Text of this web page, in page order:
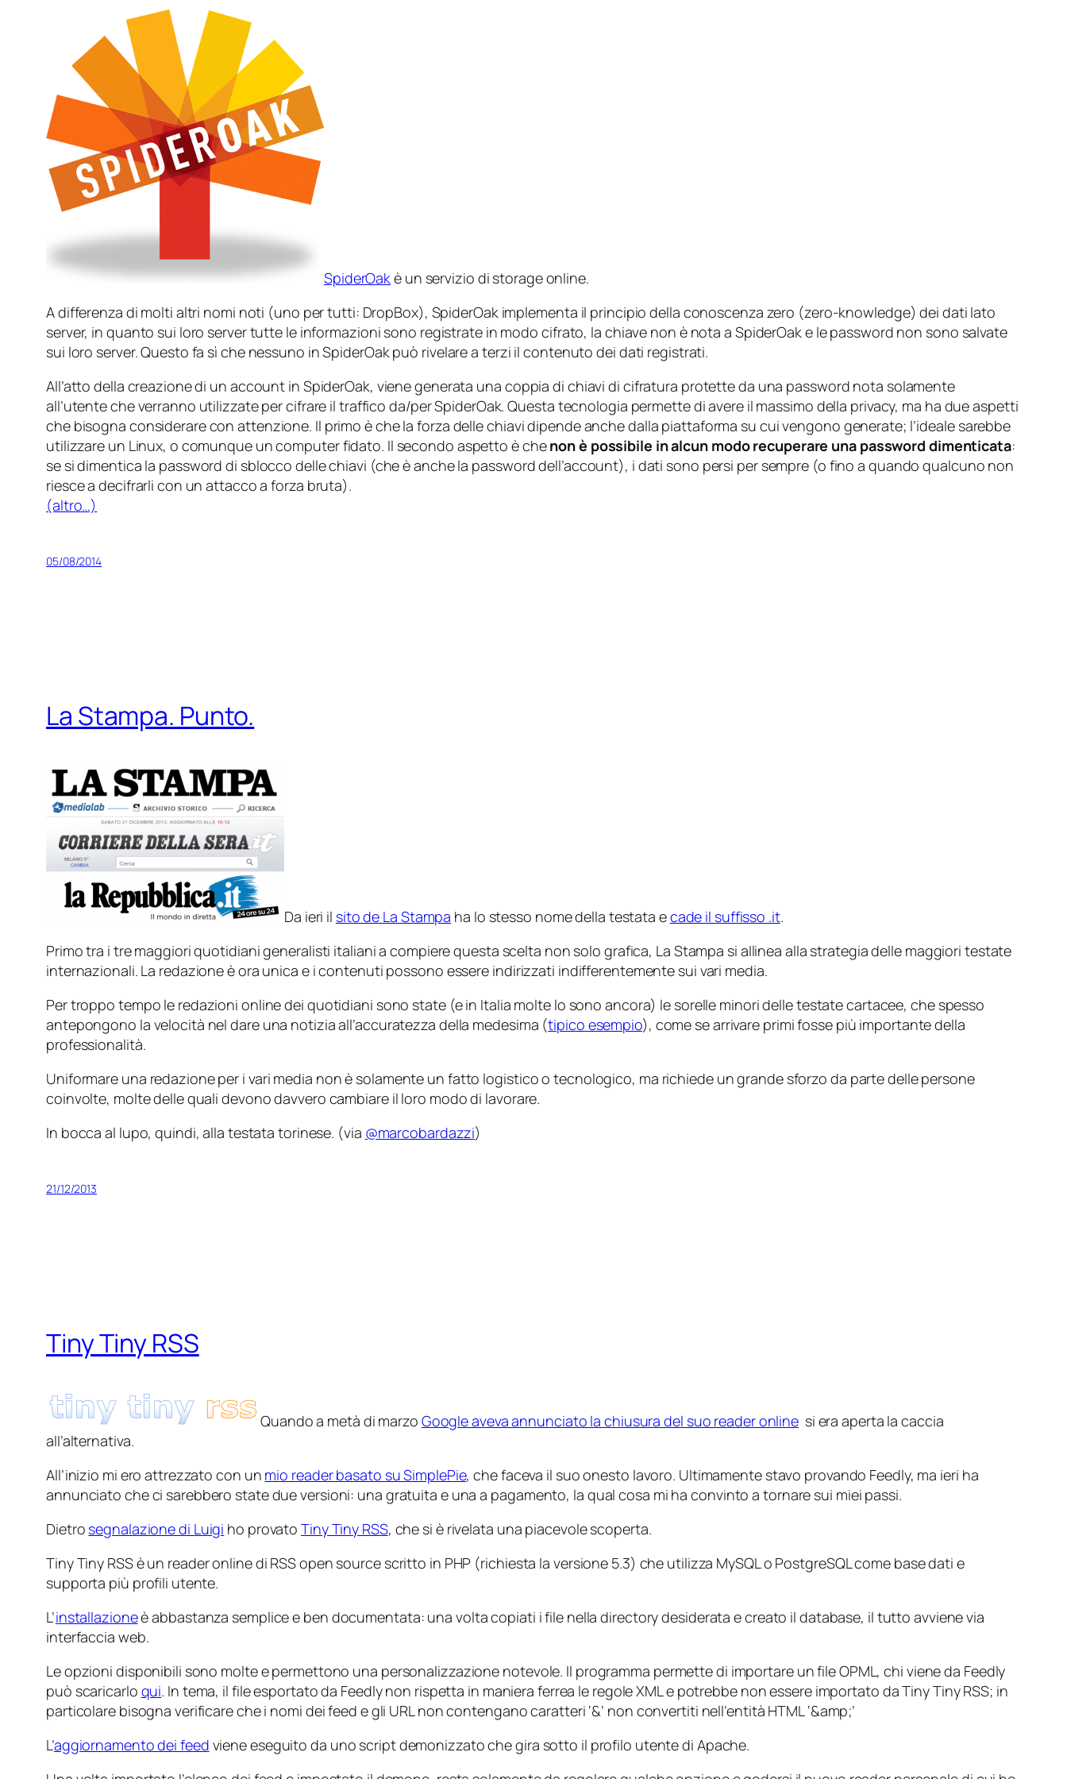
SpiderOakè un servizio di storage online.
A differenza di molti altri nomi noti (uno per tutti: DropBox), SpiderOak implementa il principio della conoscenza zero (zero-knowledge) dei dati lato
server, in quanto sui loro server tutte le informazioni sono registrate in modo cifrato, la chiave non è nota a SpiderOak e le password non sono salvate
sui loro server. Questo fa sì che nessuno in SpiderOak può rivelare a terzi il contenuto dei dati registrati.
All’atto della creazione di un account in SpiderOak, viene generata una coppia di chiavi di cifratura protette da una password nota solamente
all’utente che verranno utilizzate per cifrare il traffico da/per SpiderOak. Questa tecnologia permette di avere il massimo della privacy, ma ha due aspetti
che bisogna considerare con attenzione. Il primo è che la forza delle chiavi dipende anche dalla piattaforma su cui vengono generate; l’ideale sarebbe
utilizzare un Linux, o comunque un computerfidato. Il secondo aspetto è chenon è possibile in alcun modo recuperare una password dimenticata:
se si dimentica la password di sblocco delle chiavi (che è anche la password dell’account), i dati sono persi per sempre (o fino a quando qualcuno non
riesce a decifrarli con un attacco a forza bruta).
(altro…)
05/08/2014
La Stampa. Punto.
Da ieri il sito de La Stampa ha lo stesso nome della testata ecade il suffisso .it.
Primo tra i tre maggiori quotidianigeneralisti italiani a compiere questa scelta non solo grafica, La Stampa si allinea alla strategia delle maggiori testate
internazionali. La redazione è ora unica e i contenuti possono essere indirizzati indifferentemente sui vari media.
Per troppo tempo le redazioni online dei quotidiani sono state (e in Italia molte lo sono ancora) le sorelle minori delle testate cartacee, che spesso
antepongono la velocità nel dare una notizia all’accuratezza della medesima (tipico esempio), come searrivare primifosse più importante della
professionalità.
Uniformare una redazione per i vari media non è solamente un fatto logistico o tecnologico, ma richiede un grande sforzo da parte delle persone
coinvolte, molte delle quali devono davvero cambiare il loro modo di lavorare.
In bocca al lupo, quindi, alla testata torinese. (via @marcobardazzi)
21/12/2013
Tiny Tiny RSS
Quando a metà di marzo Google aveva annunciato la chiusura del suo reader online si era aperta la caccia
all’alternativa.
All’inizio mi ero attrezzato con un mio reader basato su SimplePie, che faceva il suo onesto lavoro. Ultimamente stavo provando Feedly, ma ieri ha
annunciato che ci sarebbero state due versioni: una gratuita e una a pagamento, la qual cosa mi ha convinto a tornare sui miei passi.
Dietro segnalazione di Luigi ho provatoTiny Tiny RSS, che si è rivelata una piacevole scoperta.
Tiny Tiny RSS è un reader online di RSS open source scritto in PHP (richiesta la versione 5.3) che utilizza MySQL o PostgreSQL come base dati e
supporta più profili utente.
L’installazioneè abbastanza semplice e ben documentata: una volta copiati i file nella directory desiderata e creato il database, il tutto avviene via
interfaccia web.
Le opzioni disponibili sono molte e permettono una personalizzazione notevole. Il programma permette di importare un file OPML, chi viene da Feedly
può scaricarlo qui. In tema, il file esportato da Feedly non rispetta in maniera ferrea le regole XML e potrebbe non essere importato da Tiny Tiny RSS; in
particolare bisogna verificare che i nomi dei feed e gli URL non contengano caratteri ‘&’ non convertiti nell’entità HTML ‘&amp;’
L’aggiornamento dei feed viene eseguito da uno script demonizzato che gira sotto il profilo utente di Apache.